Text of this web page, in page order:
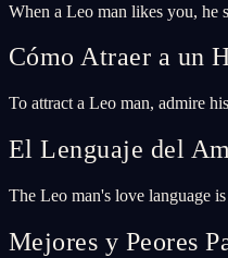
When a Leo man likes you, he
Cómo Atraer a un
To attract a Leo man, admire
El Lenguaje del
The Leo man's love language
Mejores y Peores